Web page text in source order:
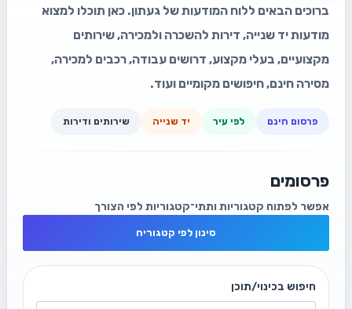
ברוכים הבאים ללוח המודעות של געתון. כאן תוכלו למצוא
מודעות יד שנייה, דירות להשכרה ולמכירה, שירותים
מקצועיים, בעלי מקצוע, דרושים עבודה, רכבים למכירה,
מסירה חינם, חיפושים מקומיים ועוד.
פרסום חינם לפי עיר יד שנייה שירותים ודירות
פרסומים
אפשר לפתוח קטגוריות ותתי־קטגוריות לפי הצורך
סינון לפי קטגוריה
חיפוש בכינוי/תוכן